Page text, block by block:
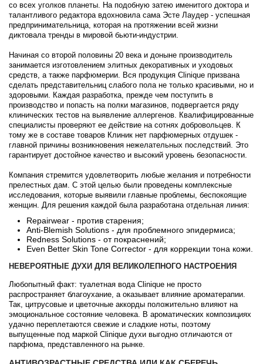
со всех уголков планеты. На подобную затею именитого доктора и
талантливого редактора вдохновила сама Эсте Лаудер - успешная
предпринимательница, которая на протяжении всей жизни
диктовала тренды в мировой бьюти-индустрии.
Начиная со второй половины 20 века и доныне производитель
занимается изготовлением элитных декоративных и уходовых
средств, а также парфюмерии. Вся продукция Clinique призвана
сделать представительниц слабого пола не только красивыми, но и
здоровыми. Каждая разработка, прежде чем поступить в
производство и попасть на полки магазинов, подвергается ряду
клинических тестов на выявление аллергенов. Квалифицированные
специалисты проверяют ее действие на сотнях добровольцев. К
тому же в составе товаров Клиник нет парфюмерных отдушек -
главной причины возникновения нежелательных последствий. Это
гарантирует достойное качество и высокий уровень безопасности.
Компания стремится удовлетворить любые желания и потребности
прелестных дам. С этой целью были проведены комплексные
исследования, которые выявили главные проблемы, беспокоящие
женщин. Для решения каждой была разработана отдельная линия:
Repairwear - против старения;
Anti-Blemish Solutions - для проблемного эпидермиса;
Redness Solutions - от покраснений;
Even Better Skin Tone Corrector - для коррекции тона кожи.
НЕВЕРОЯТНЫЕ ДУХИ ДЛЯ ВЕЛИКОЛЕПНОГО НАСТРОЕНИЯ
Любопытный факт: туалетная вода Clinique не просто
распространяет благоухание, а оказывает влияние ароматерапии.
Так, цитрусовые и цветочные аккорды положительно влияют на
эмоциональное состояние человека. В ароматических композициях
удачно переплетаются свежие и сладкие ноты, поэтому
выпущенные под маркой Clinique духи выгодно отличаются от
парфюма, представленного на рынке.